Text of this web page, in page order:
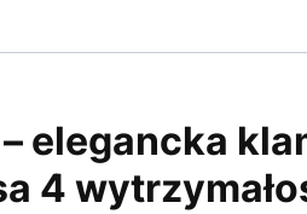
elegancka
4